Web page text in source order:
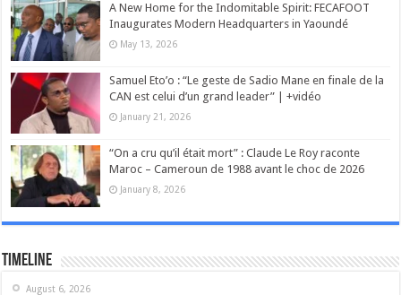
A New Home for the Indomitable Spirit: FECAFOOT
Inaugurates Modern Headquarters in Yaoundé
May 13, 2026
Samuel Eto’o : “Le geste de Sadio Mane en finale de la
CAN est celui d’un grand leader” | +vidéo
January 21, 2026
“On a cru qu’il était mort” : Claude Le Roy raconte
Maroc – Cameroun de 1988 avant le choc de 2026
January 8, 2026
Timeline
August 6, 2026